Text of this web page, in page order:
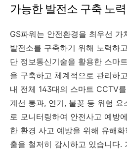
가능한 발전소 구축 노
GS파워는 안전환경을 최우선
발전소를 구축하기 위해 노력하
단 정보통신기술을 활용한 스마
을 구축하고 체계적으로 관리하
내 전체 143대의 스마트 CCTV
계선 통과, 연기, 불꽃 등 위험 요
로 모니터링하여 안전사고 예방
한 환경 사고 예방을 위해 유해
출을 철저히 감시하고 있습니다.